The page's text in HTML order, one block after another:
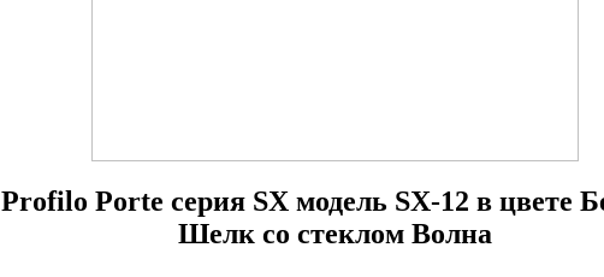
Profilo Porte серия SX модель SX-12 в цвете
Шелк со стеклом Волна